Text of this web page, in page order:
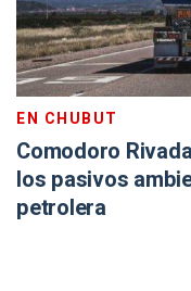
EN CHUBUT
Comodoro
los pasivos
petrolera